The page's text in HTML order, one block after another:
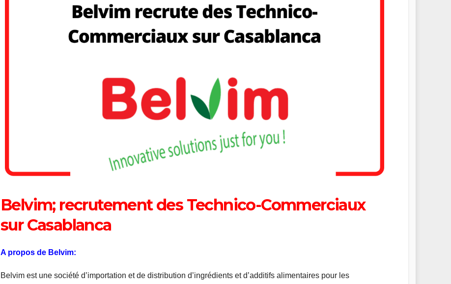
Belvim; recrutement des Technico-Commerciaux
sur Casablanca
A propos de Belvim:
Belvim est une société d’importation et de distribution d’ingrédients et d’additifs alimentaires pour les